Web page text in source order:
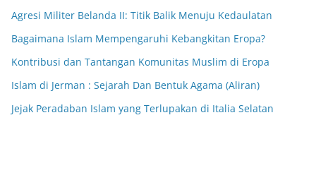
Agresi Militer Belanda II: Titik Balik Menuju Kedaulatan
Bagaimana Islam Mempengaruhi Kebangkitan Eropa?
Kontribusi dan Tantangan Komunitas Muslim di Eropa
Islam di Jerman : Sejarah Dan Bentuk Agama (Aliran)
Jejak Peradaban Islam yang Terlupakan di Italia Selatan